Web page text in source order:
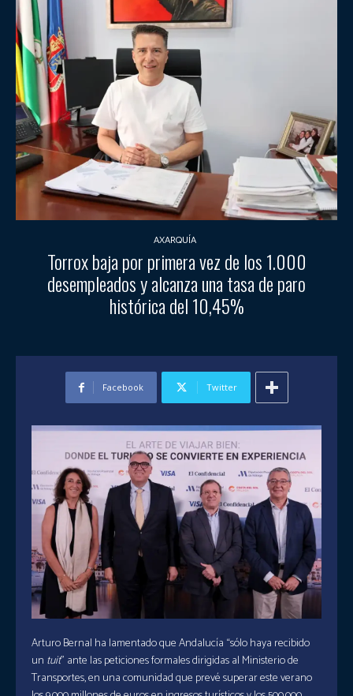
AXARQUÍA
Torrox baja por primera vez de los 1.000
desempleados y alcanza una tasa de paro
histórica del 10,45%
Facebook Twitter
Arturo Bernal ha lamentado que Andalucía “sólo haya recibido
un tuit” ante las peticiones formales dirigidas al Ministerio de
Transportes, en una comunidad que prevé superar este verano